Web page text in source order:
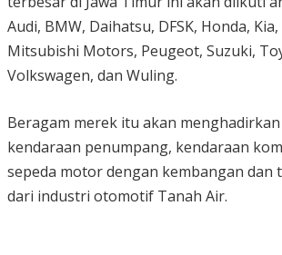
Audi, BMW, Daihatsu, DFSK, Honda,
Mitsubishi Motors, Peugeot, Suzuki,
Volkswagen, dan Wuling.
Beragam merek itu akan
kendaraan penumpang, kendaraan
sepeda motor dengan kembangan
dari industri otomotif Tanah Air.